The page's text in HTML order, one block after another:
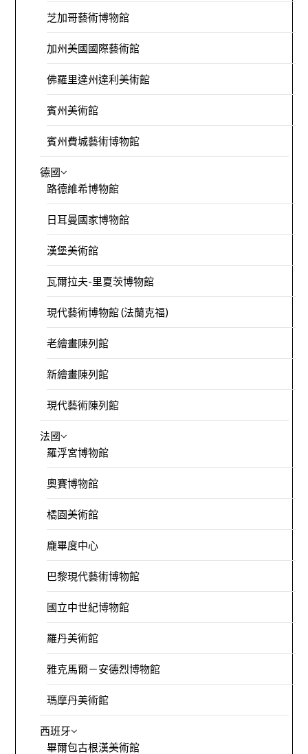
芝加哥藝術博物館
加州美國國際藝術館
佛羅里達州達利美術館
賓州美術館
賓州費城藝術博物館
德國
路德維希博物館
日耳曼國家博物館
漢堡美術館
瓦爾拉夫-里夏茨博物館
現代藝術博物館 (法蘭克福)
老繪畫陳列館
新繪畫陳列館
現代藝術陳列館
法國
羅浮宮博物館
奧賽博物館
橘園美術館
龐畢度中心
巴黎現代藝術博物館
國立中世紀博物館
羅丹美術館
雅克馬爾－安德烈博物館
瑪摩丹美術館
西班牙
畢爾包古根漢美術館